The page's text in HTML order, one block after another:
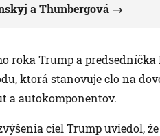
a Thunbergová
roka Trump a
ktorá stanovuje clo na
a autokomponentov.
ciel Trump uviedol,